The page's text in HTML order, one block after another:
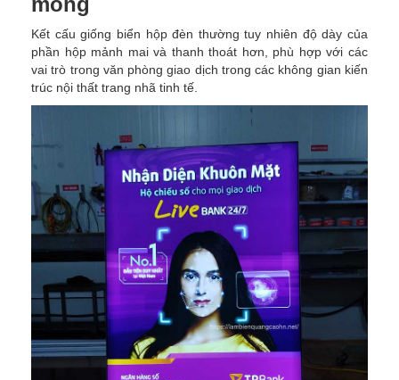
Kết cấu giống biển hộp đèn thường tuy nhiên độ dày của
phần hộp mảnh mai và thanh thoát hơn, phù hợp với các
vai trò trong văn phòng giao dịch trong các không gian kiến
trúc nội thất trang nhã tinh tế.